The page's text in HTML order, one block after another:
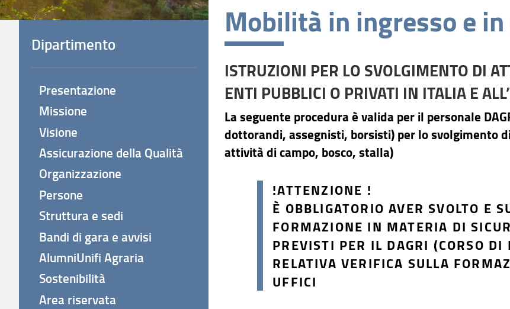
Mobilità in ingresso e
ISTRUZIONI PER LO SVOLGIMENTO DI
ENTI PUBBLICI O PRIVATI IN ITALIA E
La seguente procedura è valida per il personale
dottorandi, assegnisti, borsisti) per lo svolgimento
attività di campo, bosco, stalla)
!ATTENZIONE !
È OBBLIGATORIO AVER SVOLTO E
FORMAZIONE IN MATERIA DI
PREVISTI PER IL DAGRI (CORSO
RELATIVA VERIFICA SULLA
UFFICI
Dipartimento
Presentazione
Missione
Visione
Assicurazione della Qualità
Organizzazione
Persone
Struttura e sedi
Bandi di gara e avvisi
AlumniUnifi Agraria
Sostenibilità
Area riservata